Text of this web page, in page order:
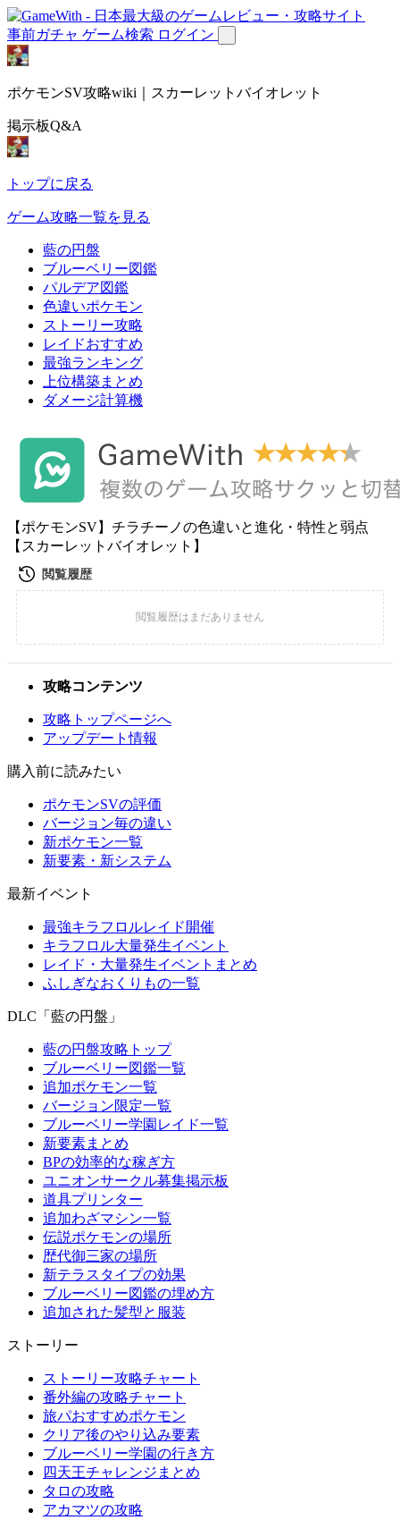
事前ガチャ ゲーム検索 ログイン
ポケモンSV攻略wiki｜スカーレットバイオレット
掲示板Q&A
トップに戻る
ゲーム攻略一覧を見る
藍の円盤
ブルーベリー図鑑
パルデア図鑑
色違いポケモン
ストーリー攻略
レイドおすすめ
最強ランキング
上位構築まとめ
ダメージ計算機
【ポケモンSV】チラチーノの色違いと進化・特性と弱点
【スカーレットバイオレット】
攻略コンテンツ
攻略トップページへ
アップデート情報
購入前に読みたい
ポケモンSVの評価
バージョン毎の違い
新ポケモン一覧
新要素・新システム
最新イベント
最強キラフロルレイド開催
キラフロル大量発生イベント
レイド・大量発生イベントまとめ
ふしぎなおくりもの一覧
DLC「藍の円盤」
藍の円盤攻略トップ
ブルーベリー図鑑一覧
追加ポケモン一覧
バージョン限定一覧
ブルーベリー学園レイド一覧
新要素まとめ
BPの効率的な稼ぎ方
ユニオンサークル募集掲示板
道具プリンター
追加わざマシン一覧
伝説ポケモンの場所
歴代御三家の場所
新テラスタイプの効果
ブルーベリー図鑑の埋め方
追加された髪型と服装
ストーリー
ストーリー攻略チャート
番外編の攻略チャート
旅パおすすめポケモン
クリア後のやり込み要素
ブルーベリー学園の行き方
四天王チャレンジまとめ
タロの攻略
アカマツの攻略